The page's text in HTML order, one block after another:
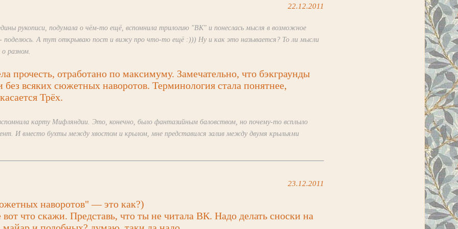
22.12.2011
рукописи, подумала о чём-то ещё, вспомнила трилогию "ВК" и понеслась мысля в возможное
поделюсь. А тут открываю пост и вижу про что-то ещё :))) Ну и как это называется? То ли мысли
разном.
прочесть, отработано по максимуму. Замечательно, что бэкграунды
без всяких сюжетных наворотов. Терминология стала понятнее,
Трёх.
карту Мифляндии. Это, конечно, было фантазийным баловством, но почему-то всплыло
И вместо бухты между хвостом и крылом, мне представился залив между двумя крыльями
23.12.2011
наворотов" — это как?)
что скажи. Представь, что ты не читала ВК. Надо делать сноски на